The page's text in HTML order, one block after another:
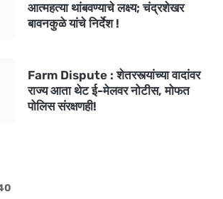
आत्महत्या थांबवण्याचे लक्ष्य; चंद्रशेखर
बावनकुळे यांचे निर्देश !
Farm Dispute : शेतरस्त्यांच्या वादांवर
राज्य आता थेट ई-मेलवर नोटीस, मोफत
पोलिस संरक्षणही!
0